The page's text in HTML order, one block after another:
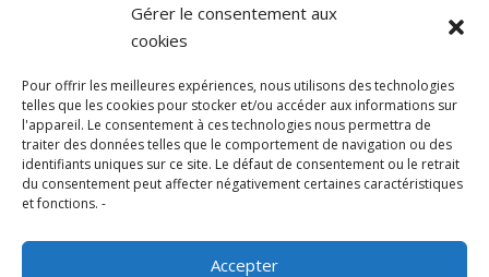
Gérer le consentement aux
cookies
Pour offrir les meilleures expériences, nous utilisons des technologies
telles que les cookies pour stocker et/ou accéder aux informations sur
l'appareil. Le consentement à ces technologies nous permettra de
traiter des données telles que le comportement de navigation ou des
identifiants uniques sur ce site. Le défaut de consentement ou le retrait
du consentement peut affecter négativement certaines caractéristiques
et fonctions. -
Accepter
Experts en conception, fabrication et fourniture
d’hélistations en aluminium et d’équipements